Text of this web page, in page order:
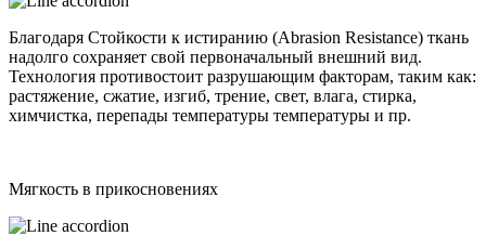
Благодаря Стойкости к истиранию (Abrasion Resistance) ткань
надолго сохраняет свой первоначальный внешний вид.
Технология противостоит разрушающим факторам, таким как:
растяжение, сжатие, изгиб, трение, свет, влага, стирка,
химчистка, перепады температуры температуры и пр.
Мягкость в прикосновениях